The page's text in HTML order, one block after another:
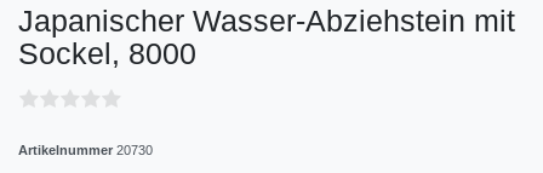
Japanischer Wasser-Abziehstein mit
Sockel, 8000
Artikelnummer 20730